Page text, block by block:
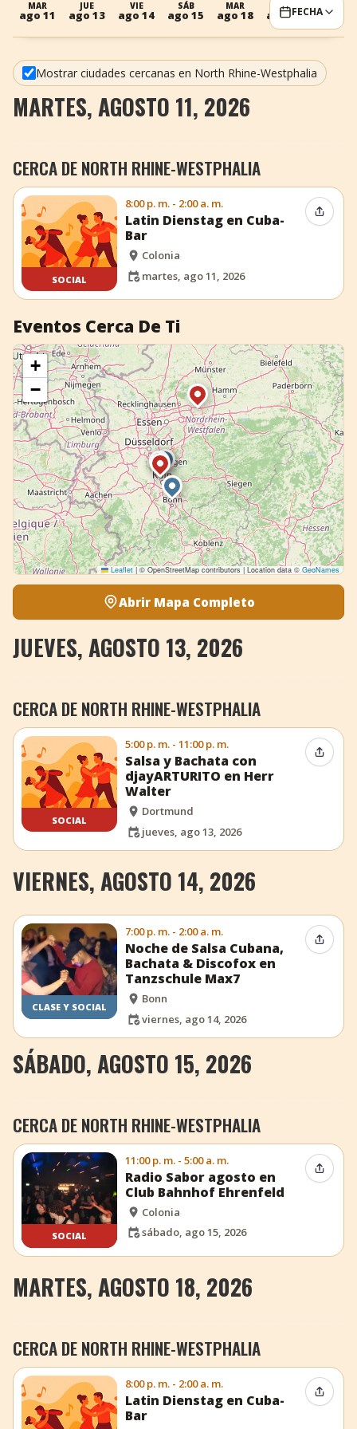
+ Añadir evento
MAR
ago 11
JUE
ago 13
VIE
ago 14
SÁB
ago 15
MAR
ago 18
MIÉ
ago 19 ago 20
FECHA
Mostrar ciudades cercanas en North Rhine-Westphalia
MARTES, AGOSTO 11, 2026
CERCA DE NORTH RHINE-WESTPHALIA
SOCIAL
8:00 p. m. - 2:00 a. m.
Latin Dienstag en Cuba-
Bar
Colonia
martes, ago 11, 2026
Eventos Cerca De Ti
+
−
Leaflet |© OpenStreetMap contributors | Location data ©GeoNames
Abrir Mapa Completo
JUEVES, AGOSTO 13, 2026
CERCA DE NORTH RHINE-WESTPHALIA
SOCIAL
5:00 p. m. - 11:00 p. m.
Salsa y Bachata con
djayARTURITO en Herr
Walter
Dortmund
jueves, ago 13, 2026
VIERNES, AGOSTO 14, 2026
CLASE Y SOCIAL
7:00 p. m. - 2:00 a. m.
Noche de Salsa Cubana,
Bachata & Discofox en
Tanzschule Max7
Bonn
viernes, ago 14, 2026
SÁBADO, AGOSTO 15, 2026
CERCA DE NORTH RHINE-WESTPHALIA
SOCIAL
11:00 p. m. - 5:00 a. m.
Radio Sabor agosto en
Club Bahnhof Ehrenfeld
Colonia
sábado, ago 15, 2026
MARTES, AGOSTO 18, 2026
CERCA DE NORTH RHINE-WESTPHALIA
8:00 p. m. - 2:00 a. m.
Latin Dienstag en Cuba-
Bar